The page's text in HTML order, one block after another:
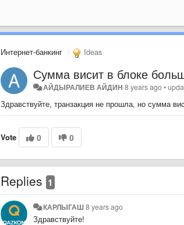
Интернет-банкинг Ideas
Сумма висит в блоке
АЙДЫРАЛИЕВ АЙДИН 8 years ago•
Здравствуйте, транзакция не прошла, но сумма
Vote 0 0
Replies 1
КАРЛЫГАШ8 years ago
Здравствуйте!